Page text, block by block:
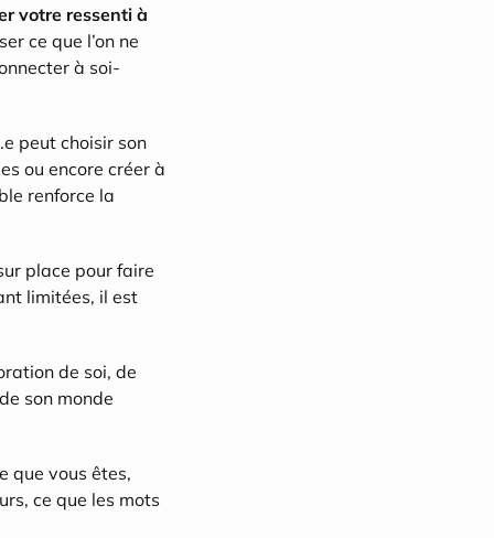
votre ressenti à
ce que l’on ne
à soi-
peut choisir son
ou encore créer à
renforce la
place pour faire
limitées, il est
de soi, de
son monde
que vous êtes,
ce que les mots